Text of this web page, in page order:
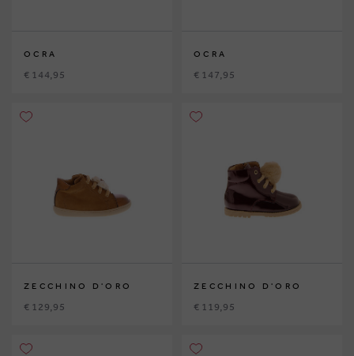
OCRA
€ 144,95
OCRA
€ 147,95
ZECCHINO D'ORO
€ 129,95
ZECCHINO D'ORO
€ 119,95